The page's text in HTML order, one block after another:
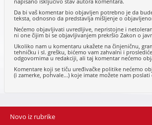
Da bi vaš komentar bio objavljen potrebno je da
teksta, odnosno da predstavlja mišljenje o
Nećemo objavljivati uvredljive, nepristojne i
ni one čijim bi se objavljivanjem prekršio Zakon o
Ukoliko nam u komentaru ukažete na činjeničnu,
tehničku i sl. grešku, bićemo vam zahvalni i
odgovornima u redakciji, ali taj komentar nećemo
Komentare koji se tiču uređivačke politike nećemo
(i zamerke, pohvale...) koje imate možete nam poslati
Novo iz rubrike